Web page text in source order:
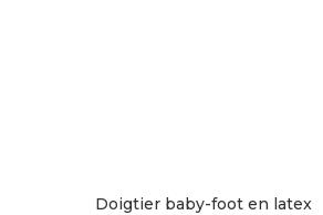
Doigtier baby-foot en latex